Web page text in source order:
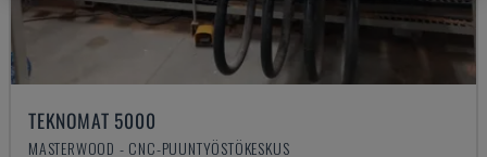
TEKNOMAT 5000
MASTERWOOD - CNC-PUUNTYÖSTÖKESKUS